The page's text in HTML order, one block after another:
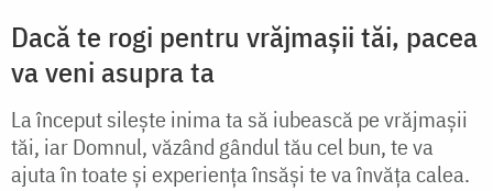
Dacă te rogi pentru vrăjmașii tăi, pacea
va veni asupra ta
La început silește inima ta să iubească pe vrăjmașii
tăi, iar Domnul, văzând gândul tău cel bun, te va
ajuta în toate și experiența însăși te va învăța calea.